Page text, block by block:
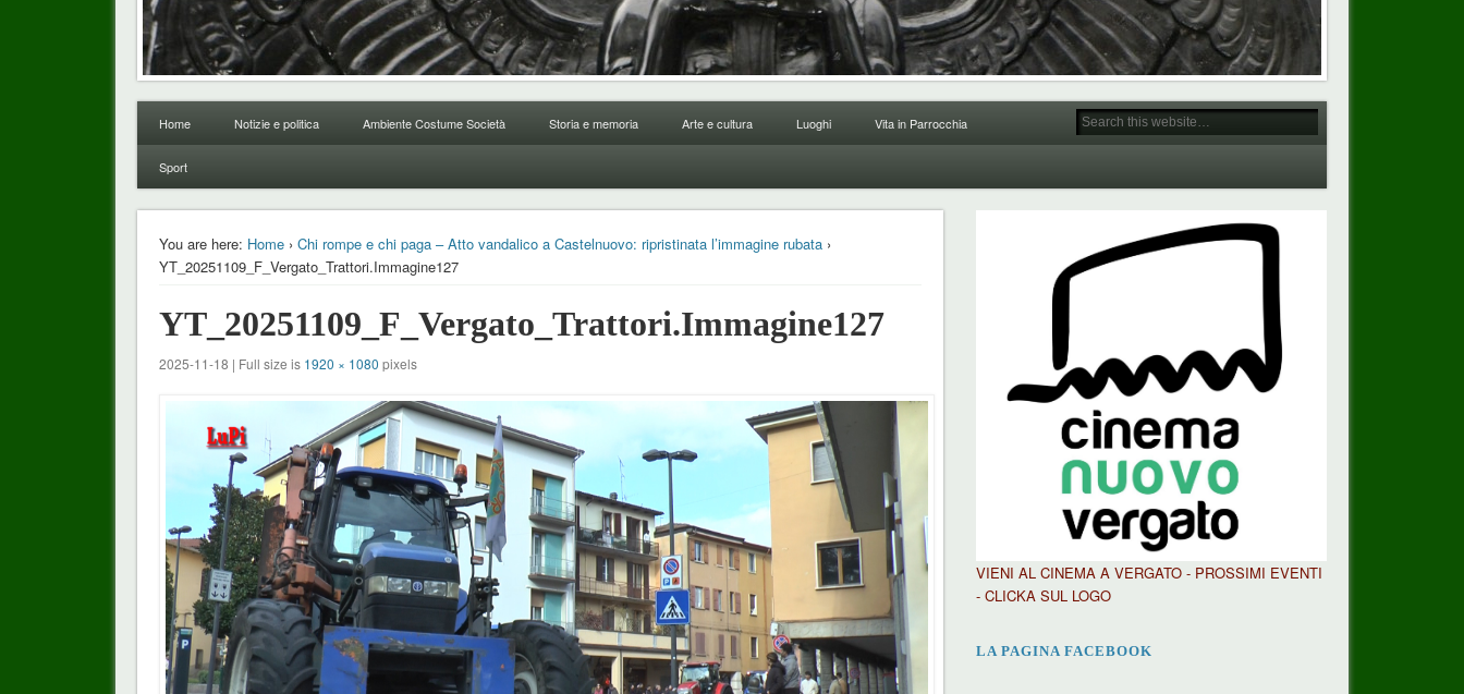
Home Notizie e politica Ambiente Costume Società Storia e memoria Arte e cultura Luoghi Vita in Parrocchia
Sport
You are here: Home› Chi rompe e chi paga – Atto vandalico a Castelnuovo: ripristinata l’immagine rubata›
YT_20251109_F_Vergato_Trattori.Immagine127
YT_20251109_F_Vergato_Trattori.Immagine127
2025-11-18 | Full size is 1920 × 1080 pixels
VIENI AL CINEMA A VERGATO - PROSSIMI EVENTI
- CLICKA SUL LOGO
LA PAGINA FACEBOOK